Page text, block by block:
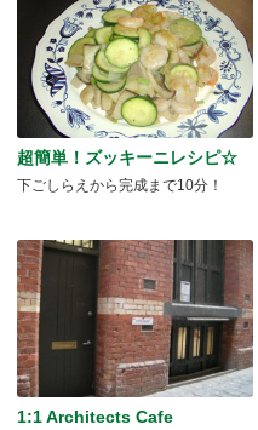
超簡単！ズッキーニレシピ☆
下ごしらえから完成まで10分！
1:1 Architects Cafe